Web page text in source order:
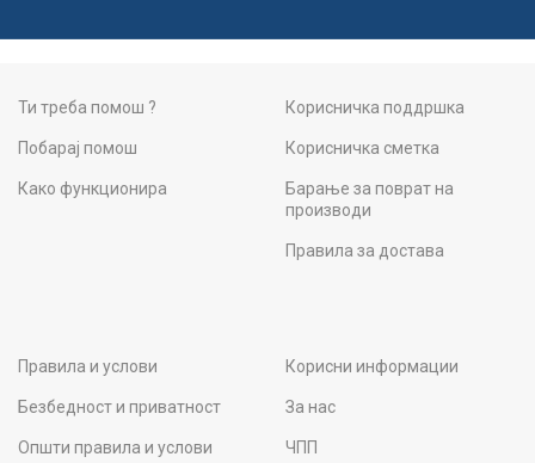
Ти треба помош ?
Побарај помош
Како функционира
Корисничка поддршка
Корисничка сметка
Барање за поврат на
производи
Правила за достава
Правила и услови
Безбедност и приватност
Општи правила и услови
Корисни информации
За нас
ЧПП